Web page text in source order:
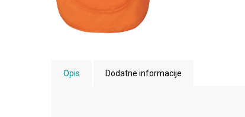
Opis Dodatne informacije